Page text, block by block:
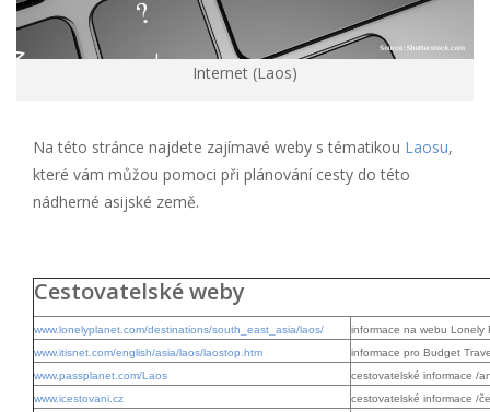
Internet (Laos)
Na této stránce najdete zajímavé weby s tématikou Laosu,
které vám můžou pomoci při plánování cesty do této
nádherné asijské země.
Cestovatelské weby
www.lonelyplanet.com/destinations/south_east_asia/laos/
informace na webu Lonely
www.itisnet.com/english/asia/laos/laostop.htm
informace pro Budget
www.passplanet.com/Laos
cestovatelské informace /
www.icestovani.cz
cestovatelské informace /